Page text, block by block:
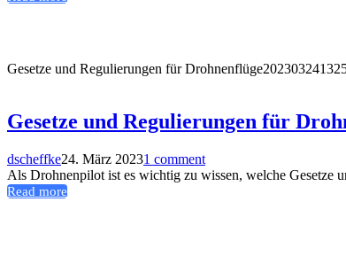
Gesetze und Regulierungen für Drohnenflüge
Gesetze und Regulierungen für
dscheffke24. März 20231 comment
Als Drohnenpilot ist es wichtig zu wissen, welche Gesetze
Read more